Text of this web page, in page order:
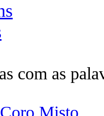
com as
Misto